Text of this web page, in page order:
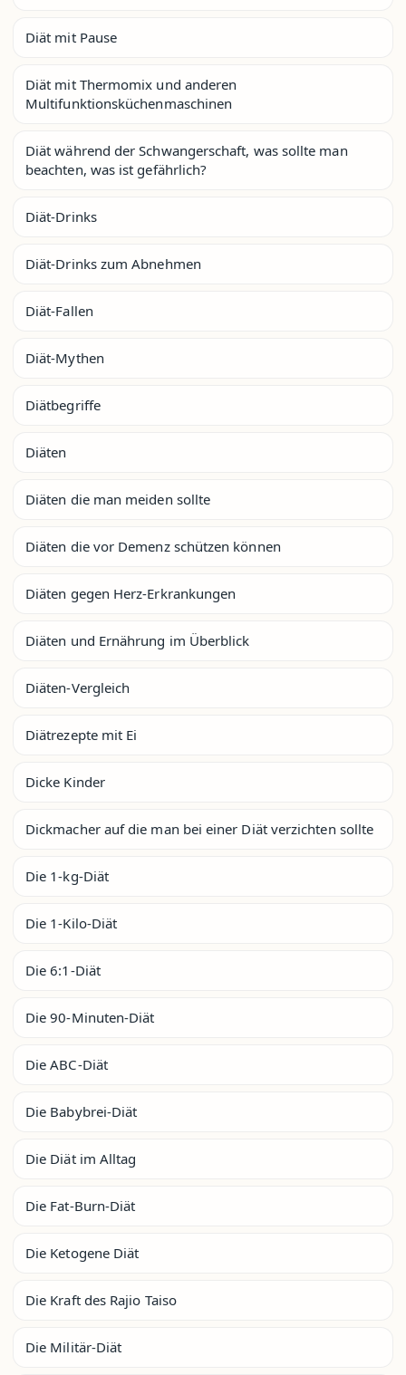
Diät mit Pause
Diät mit Thermomix und anderen
Multifunktionsküchenmaschinen
Diät während der Schwangerschaft, was sollte man
beachten, was ist gefährlich?
Diät-Drinks
Diät-Drinks zum Abnehmen
Diät-Fallen
Diät-Mythen
Diätbegriffe
Diäten
Diäten die man meiden sollte
Diäten die vor Demenz schützen können
Diäten gegen Herz-Erkrankungen
Diäten und Ernährung im Überblick
Diäten-Vergleich
Diätrezepte mit Ei
Dicke Kinder
Dickmacher auf die man bei einer Diät verzichten sollte
Die 1-kg-Diät
Die 1-Kilo-Diät
Die 6:1-Diät
Die 90-Minuten-Diät
Die ABC-Diät
Die Babybrei-Diät
Die Diät im Alltag
Die Fat-Burn-Diät
Die Ketogene Diät
Die Kraft des Rajio Taiso
Die Militär-Diät